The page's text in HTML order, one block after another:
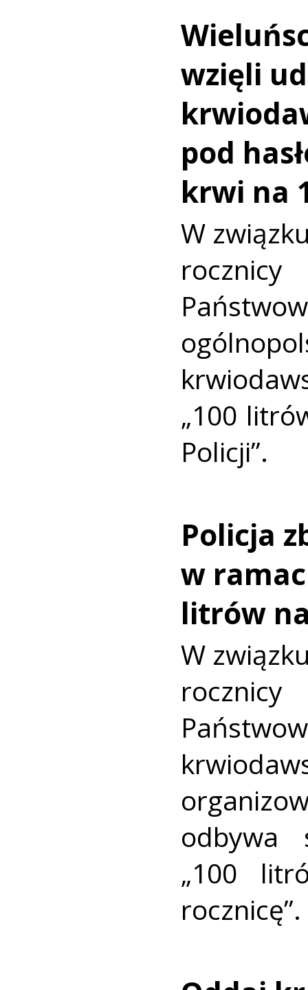
wzięli
pod
krwi na
W
rocznicy
„100
Policji”.
Policja
w
litrów
W
rocznicy
odbywa
„100
rocznicę”.